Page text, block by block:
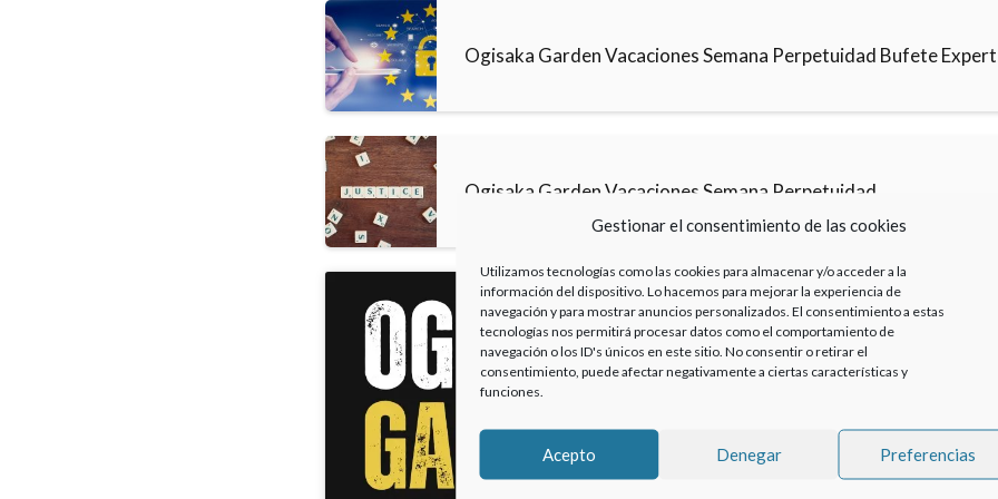
Gestionar el consentimiento de las cookies
Utilizamos tecnologías como las cookies para almacenar y/o acceder a la
información del dispositivo. Lo hacemos para mejorar la experiencia de
navegación y para mostrar anuncios personalizados. El consentimiento a estas
tecnologías nos permitirá procesar datos como el comportamiento de
navegación o los ID's únicos en este sitio. No consentir o retirar el
consentimiento, puede afectar negativamente a ciertas características y
funciones.
Acepto Denegar Preferencias
Ogisaka Garden Vacaciones Semana Perpetuidad Bufete
Ogisaka Garden Vacaciones Semana Perpetuidad